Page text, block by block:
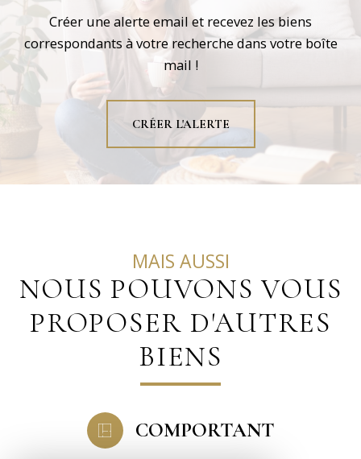
Créer une alerte email et recevez les biens
correspondants à votre recherche dans votre boîte
mail !
CRÉER L'ALERTE
MAIS AUSSI
NOUS POUVONS VOUS
PROPOSER D'AUTRES
BIENS
COMPORTANT